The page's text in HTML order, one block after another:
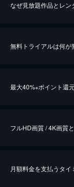
なぜ見放題作品とレン
無料トライアルは何が
最大40%※ポイント還
※40％ポイント還元の対象
iOSアプリのUコイン決
フルHD画質 / 4K画質
月額料金を支払うタイ